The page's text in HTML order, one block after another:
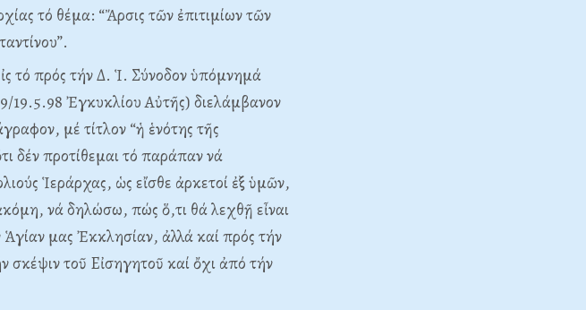
τό θέμα: “Ἄρσις τῶν ἐπιτιμίων τῶν
τό πρός τήν Δ. Ἱ. Σύνοδον ὑπόμνημά
19.5.98 Ἐγκυκλίου Aὐτῆς) διελάμβανον
μέ τίτλον “ἡ ἑνότης τῆς
δέν προτίθεμαι τό παράπαν νά
Ἱεράρχας, ὡς εἴσθε ἀρκετοί ἐξ ὑμῶν,
νά δηλώσω, πώς ὅ,τι θά λεχθῇ εἶναι
μας Ἐκκλησίαν, ἀλλά καί πρός τήν
σκέψιν τοῦ Eἰσηγητοῦ καί ὄχι ἀπό τήν